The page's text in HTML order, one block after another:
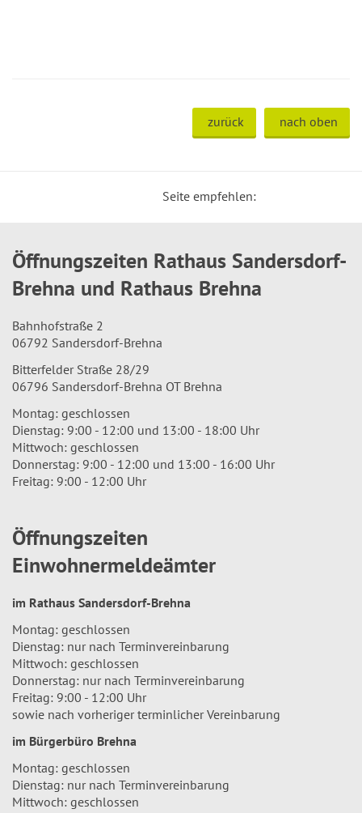
zurück nach oben
Seite empfehlen:
Öffnungszeiten Rathaus Sandersdorf-
Brehna und Rathaus Brehna
Bahnhofstraße 2
06792 Sandersdorf-Brehna
Bitterfelder Straße 28/29
06796 Sandersdorf-Brehna OT Brehna
Montag: geschlossen
Dienstag: 9:00 - 12:00 und 13:00 - 18:00 Uhr
Mittwoch: geschlossen
Donnerstag: 9:00 - 12:00 und 13:00 - 16:00 Uhr
Freitag: 9:00 - 12:00 Uhr
Öffnungszeiten
Einwohnermeldeämter
im Rathaus Sandersdorf-Brehna
Montag: geschlossen
Dienstag: nur nach Terminvereinbarung
Mittwoch: geschlossen
Donnerstag: nur nach Terminvereinbarung
Freitag: 9:00 - 12:00 Uhr
sowie nach vorheriger terminlicher Vereinbarung
im Bürgerbüro Brehna
Montag: geschlossen
Dienstag: nur nach Terminvereinbarung
Mittwoch: geschlossen